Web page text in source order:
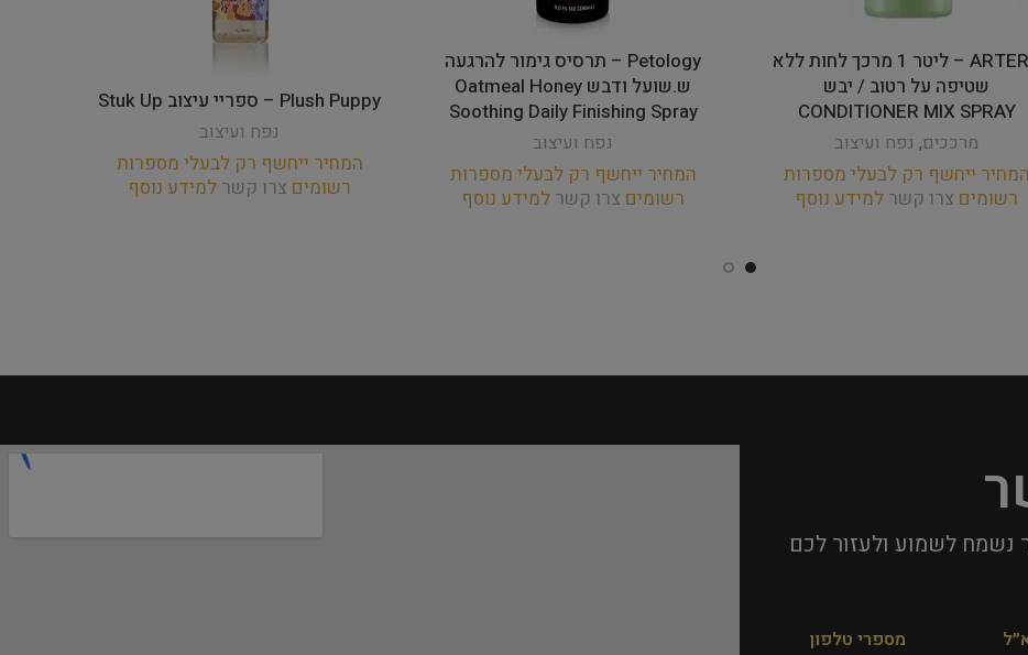
ARTERO – ליטר 1 מרכך לחות ללא
שטיפה על רטוב / יבש
CONDITIONER MIX SPRAY
מרככים, נפח ועיצוב
המחיר ייחשף רק לבעלי מספרות
רשומים צרו קשר למידע נוסף
Petology – תרסיס גימור להרגעה
ש.שועל ודבש Oatmeal Honey
Soothing Daily Finishing Spray
נפח ועיצוב
המחיר ייחשף רק לבעלי מספרות
רשומים צרו קשר למידע נוסף
Plush Puppy – ספריי עיצוב Stuk Up
נפח ועיצוב
המחיר ייחשף רק לבעלי מספרות
רשומים צרו קשר למידע נוסף
לשמוע ולעזור לכם
מספרי טלפון